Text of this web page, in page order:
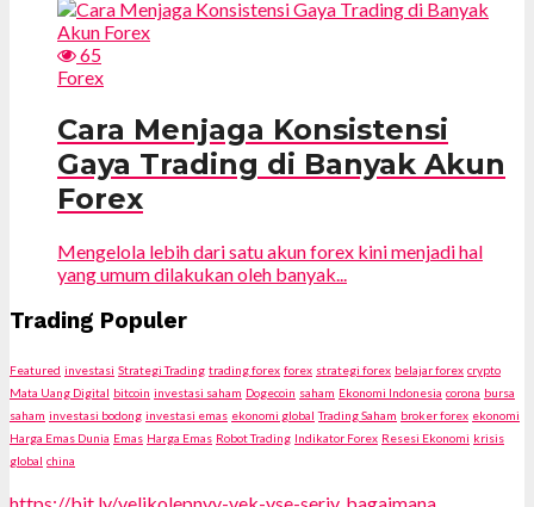
65
Forex
Cara Menjaga Konsistensi
Gaya Trading di Banyak Akun
Forex
Mengelola lebih dari satu akun forex kini menjadi hal
yang umum dilakukan oleh banyak...
Trading Populer
Featured investasi Strategi Trading trading forex forex strategi forex belajar forex crypto
Mata Uang Digital bitcoin investasi saham Dogecoin saham Ekonomi Indonesia corona bursa
saham investasi bodong investasi emas ekonomi global Trading Saham broker forex ekonomi
Harga Emas Dunia Emas Harga Emas Robot Trading Indikator Forex Resesi Ekonomi krisis
global china